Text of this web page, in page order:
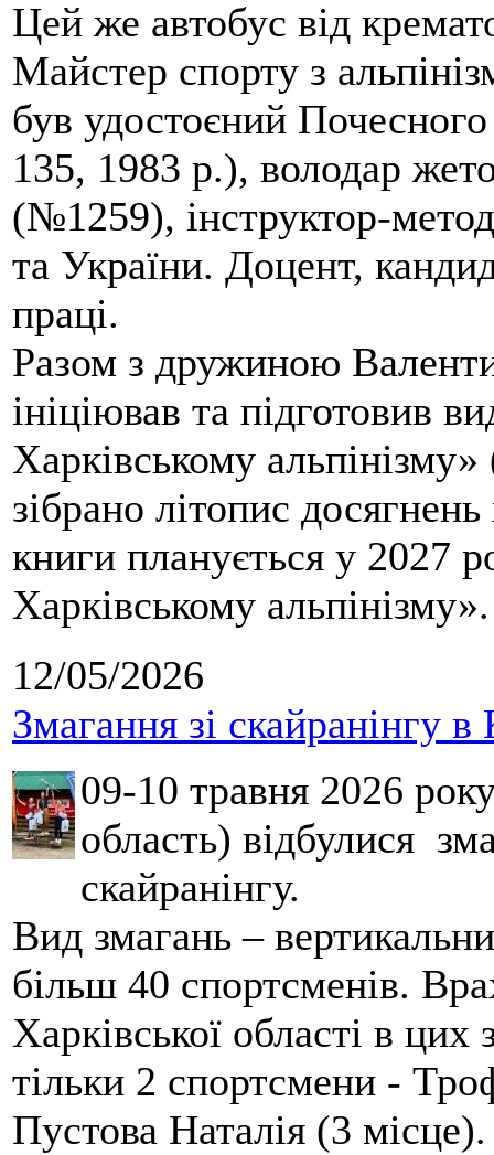
Цей же автобус від
Майстер спорту з
був удостоєний
135, 1983 р.), володар
(№1259), інструктор-
та України. Доцент,
праці.
Разом з дружиною
ініціював та підготовив
Харківському
зібрано літопис
книги планується у 2027
Харківському альпінізму».
12/05/2026
Змагання зі скайранінгу в
09-10 травня 2026
область) відбулися
скайранінгу.
Вид змагань –
більш 40 спортсменів.
Харківської області в
тільки 2 спортсмени -
Пустова Наталія (3 місце).